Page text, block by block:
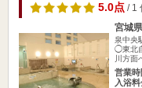
5.0点/ 1
宮城
泉中央
◯東北
川方面
営業
入浴